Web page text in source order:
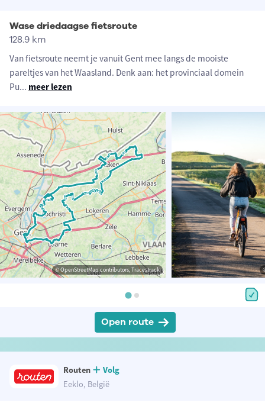
Wase driedaagse fietsroute
128.9 km
Van fietsroute neemt je vanuit Gent mee langs de mooiste
pareltjes van het Waasland. Denk aan: het provinciaal domein
Pu... meer lezen
© OpenStreetMap contributors, Tracestrack
Open route
Routen
Volg
Eeklo, België